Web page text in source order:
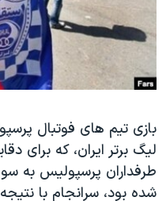
فرهنگ و زندگی
حقوق شهروندی
اقتصادی
اسرائیل در جنگ
گالری عکس
آرشیو پخش زنده
مستندها
انتخابات ریاست جمهوری آمریکا
حمله جمهوری اسلامی به
ورزش زنان در ایران
اعتراضات زن، زندگی، آزادی
مجموعه مستندهای دادخواهی
دنبال کنید
زبانهای مختلف
بازی تیم های فوتبال
لیگ برتر ایران، که برای
طرفداران پرسپولیس به
شده بود، سرانجام با